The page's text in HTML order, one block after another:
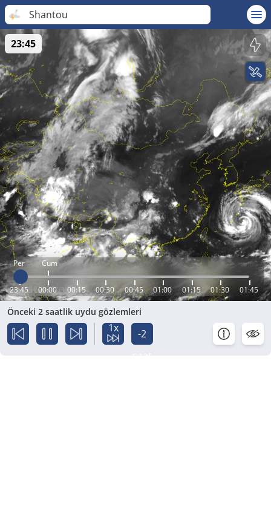
Shantou
Per Cum
23:45 00:00 00:15 00:30 00:45 01:00 01:15 01:30 01:45
23:45
Önceki 2 saatlik uydu gözlemleri
1x
-2